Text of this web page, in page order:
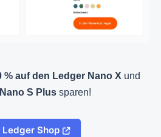
% auf den Ledger Nano X und
S Plus sparen!
Ledger Shop